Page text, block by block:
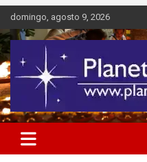
Saltar
contenido
domingo, agosto 9, 2026
Planeta
Difusión de espiritualidad,
talleres y seminarios